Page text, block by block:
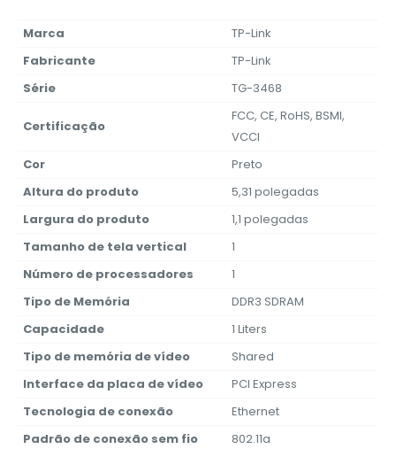
Marca
‎TP-Link
Fabricante
‎TP-Link
Série
‎TG-3468
Certificação
‎FCC, CE, RoHS, BSMI,
VCCI
Cor
‎Preto
Altura do produto
‎5,31 polegadas
Largura do produto
‎1,1 polegadas
Tamanho de tela vertical
‎1
Número de processadores
‎1
Tipo de Memória
‎DDR3 SDRAM
Capacidade
‎1 Liters
Tipo de memória de vídeo
‎Shared
Interface da placa de vídeo
‎PCI Express
Tecnologia de conexão
‎Ethernet
Padrão de conexão sem fio
‎802.11a